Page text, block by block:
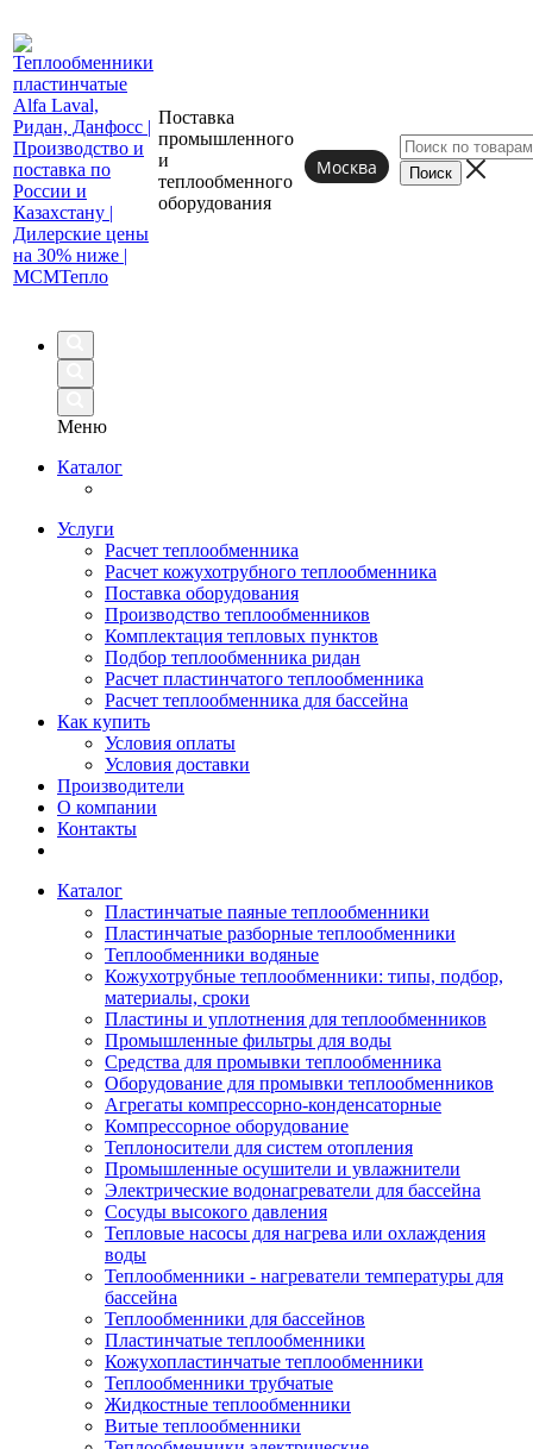
Поставка
промышленного
и
теплообменного
оборудования
Москва
Меню
Каталог
Услуги
Расчет теплообменника
Расчет кожухотрубного теплообменника
Поставка оборудования
Производство теплообменников
Комплектация тепловых пунктов
Подбор теплообменника ридан
Расчет пластинчатого теплообменника
Расчет теплообменника для бассейна
Как купить
Условия оплаты
Условия доставки
Производители
О компании
Контакты
Каталог
Пластинчатые паяные теплообменники
Пластинчатые разборные теплообменники
Теплообменники водяные
Кожухотрубные теплообменники: типы, подбор,
материалы, сроки
Пластины и уплотнения для теплообменников
Промышленные фильтры для воды
Средства для промывки теплообменника
Оборудование для промывки теплообменников
Агрегаты компрессорно-конденсаторные
Компрессорное оборудование
Теплоносители для систем отопления
Промышленные осушители и увлажнители
Электрические водонагреватели для бассейна
Сосуды высокого давления
Тепловые насосы для нагрева или охлаждения
воды
Теплообменники - нагреватели температуры для
бассейна
Теплообменники для бассейнов
Пластинчатые теплообменники
Кожухопластинчатые теплообменники
Теплообменники трубчатые
Жидкостные теплообменники
Витые теплообменники